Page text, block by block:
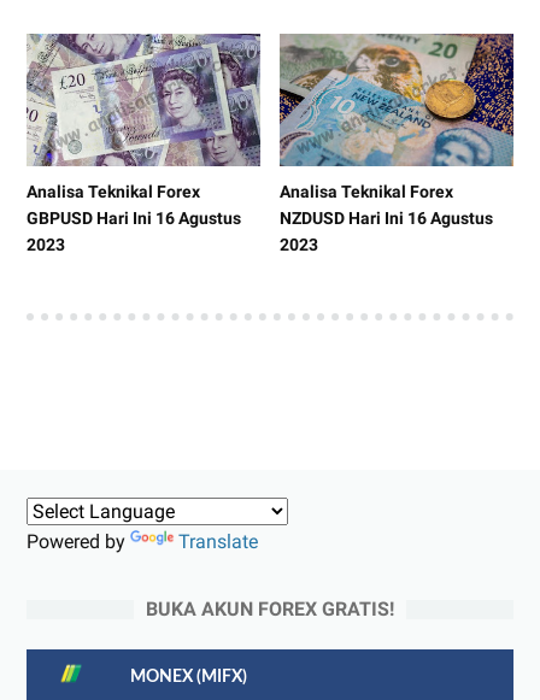
Analisa Teknikal Forex
GBPUSD Hari Ini 16 Agustus
2023
Analisa Teknikal Forex
NZDUSD Hari Ini 16 Agustus
2023
Powered by Translate
BUKA AKUN FOREX GRATIS!
MONEX (MIFX)